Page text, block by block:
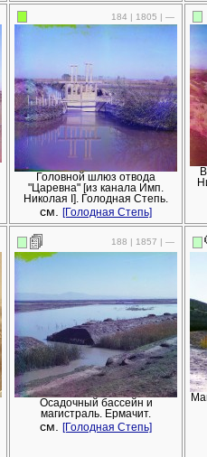
184 | 1805 | —
Головной шлюз отвода
"Царевна" [из канала Имп.
Николая I]. Голодная Степь.
см. [Голодная Степь]
188 | 1857 | —
Осадочный бассейн и
магистраль. Ермачит.
см. [Голодная Степь]